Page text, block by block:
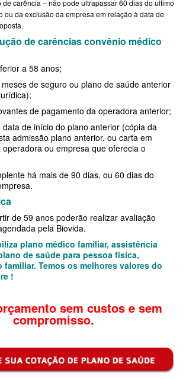
DE SAÚDE FAMILIAR
PLANO DE SAÚDE FAMILIAR
PLANO DE SAÚDE FAMILIAR
PLANO DE SAÚDE FAMILIAR
PLANO DE SAÚDE FAMILIAR
SAÚDE FAMILIAR
DE SAÚDE FAMILIAR
DE SAÚDE FAMILIAR
SAÚDE INFANTIL
DE SAÚDE INFANTIL
DE SAÚDE INFANTIL
DE SAÚDE INFANTIL
DE SAÚDE INFANTIL
DE SAÚDE INFANTIL
de carência – não pode ultrapassar 60 dias do ultimo
ou da exclusão da empresa em relação à data de
de carências convênio médico
a 58 anos;
de seguro ou plano de saúde anterior
de pagamento da operadora anterior;
de início do plano anterior (cópia da
admissão plano anterior, ou carta em
ou empresa que oferecia o
há mais de 90 dias, ou 60 dias do
de 59 anos poderão realizar avaliação
pela Biovida.
plano médico familiar, assistência
de saúde para pessoa física,
Temos os melhores valores do
!
sem custos e sem
compromisso.